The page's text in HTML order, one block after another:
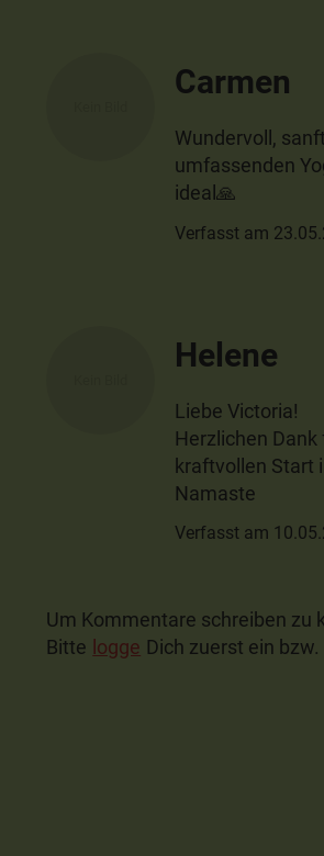
Carmen
Wundervoll,
umfassenden
ideal🙏
Verfasst am
Helene
Liebe Victoria!
Herzlichen
kraftvollen Start
Namaste
Verfasst am
Um Kommentare schreiben zu
Bitte logge Dich zuerst ein bzw.